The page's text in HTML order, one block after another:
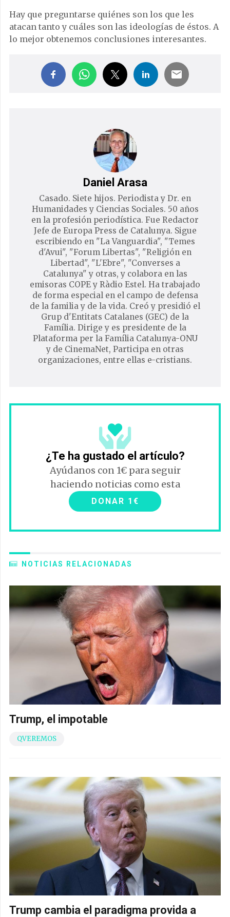
Hay que preguntarse quiénes son los que les
atacan tanto y cuáles son las ideologías de éstos. A
lo mejor obtenemos conclusiones interesantes.
Daniel Arasa
Casado. Siete hijos. Periodista y Dr. en
Humanidades y Ciencias Sociales. 50 años
en la profesión periodística. Fue Redactor
Jefe de Europa Press de Catalunya. Sigue
escribiendo en "La Vanguardia", "Temes
d'Avui", "Forum Libertas", "Religión en
Libertad", "L'Ebre", "Converses a
Catalunya" y otras, y colabora en las
emisoras COPE y Ràdio Estel. Ha trabajado
de forma especial en el campo de defensa
de la familia y de la vida. Creó y presidió el
Grup d'Entitats Catalanes (GEC) de la
Família. Dirige y es presidente de la
Plataforma per la Família Catalunya-ONU
y de CinemaNet, Participa en otras
organizaciones, entre ellas e-cristians.
¿Te ha gustado el artículo?
Ayúdanos con 1€ para seguir
haciendo noticias como esta
DONAR 1€
NOTICIAS RELACIONADAS
Trump, el impotable
QVEREMOS
Trump cambia el paradigma provida a